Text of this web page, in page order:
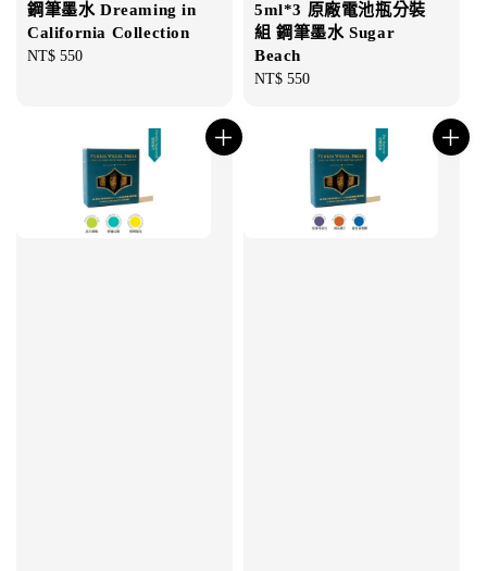
鋼筆墨水 Dreaming in
California Collection
Regular
NT$ 550
5ml*3 原廠電池瓶分裝
組 鋼筆墨水 Sugar
Beach
Regular
NT$ 550